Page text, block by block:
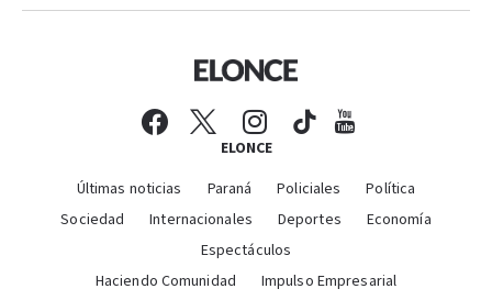
ELONCE
Últimas noticias Paraná Policiales
Política
Sociedad
Internacionales Deportes
Economía
Espectáculos
Haciendo Comunidad
Impulso Empresarial